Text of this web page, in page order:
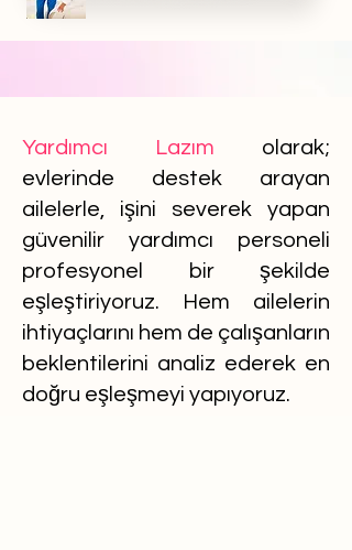
Yardımcı Lazım olarak;
evlerinde destek arayan
ailelerle, işini severek yapan
güvenilir yardımcı personeli
profesyonel bir şekilde
eşleştiriyoruz. Hem ailelerin
ihtiyaçlarını hem de çalışanların
beklentilerini analiz ederek en
doğru eşleşmeyi yapıyoruz.